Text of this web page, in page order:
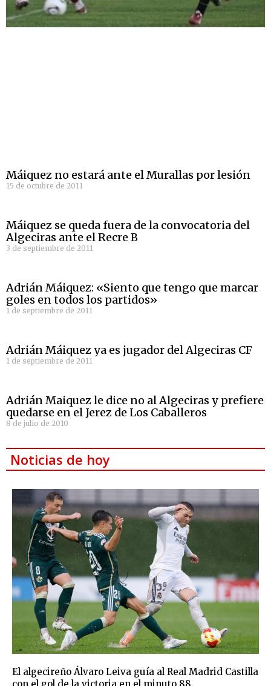
Máiquez no estará ante el Murallas por lesión
15 de octubre de 2011
Máiquez se queda fuera de la convocatoria del
Algeciras ante el Recre B
3 de septiembre de 2011
Adrián Máiquez: «Siento que tengo que marcar
goles en todos los partidos»
1 de septiembre de 2011
Adrián Máiquez ya es jugador del Algeciras CF
1 de septiembre de 2011
Adrián Maiquez le dice no al Algeciras y prefiere
quedarse en el Jerez de Los Caballeros
8 de julio de 2010
Noticias de hoy
El algecireño Álvaro Leiva guía al Real Madrid Castilla